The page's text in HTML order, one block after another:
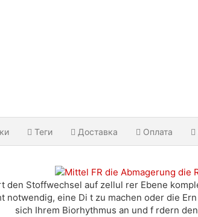
Теги Доставка Оплата
den Stoffwechsel auf zellul rer Ebene
notwendig, eine Di t zu machen oder die
sich Ihrem Biorhythmus an und f rdern